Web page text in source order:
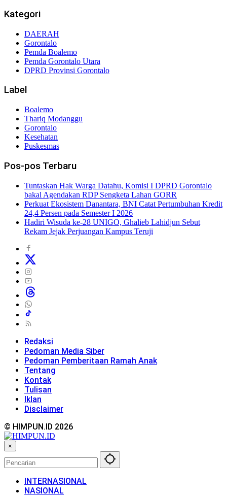
Kategori
DAERAH
Gorontalo
Pemda Boalemo
Pemda Gorontalo Utara
DPRD Provinsi Gorontalo
Label
Boalemo
Thariq Modanggu
Gorontalo
Kesehatan
Puskesmas
Pos-pos Terbaru
Tuntaskan Hak Warga Datahu, Komisi I DPRD Gorontalo
bakal Agendakan RDP Sengketa Lahan GORR
Perkuat Ekosistem Danantara, BNI Catat Pertumbuhan Kredit
24,4 Persen pada Semester I 2026
Hadiri Wisuda ke-28 UNIGO, Ghalieb Lahidjun Sebut
Rekam Jejak Perjuangan Kampus Teruji
Redaksi
Pedoman Media Siber
Pedoman Pemberitaan Ramah Anak
Tentang
Kontak
Tulisan
Iklan
Disclaimer
© HIMPUN.ID 2026
×
INTERNASIONAL
NASIONAL